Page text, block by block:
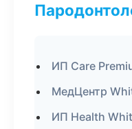
ИП Care
МедЦентр
ИП Health